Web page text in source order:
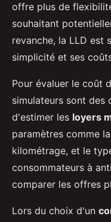
offre plus de
souhaitant
revanche, la LLD est
simplicité et ses
Pour évaluer le coût
simulateurs sont des
d'estimer les loyers
paramètres comme
kilométrage, et le
consommateurs à
comparer les offres
Lors du choix d'un